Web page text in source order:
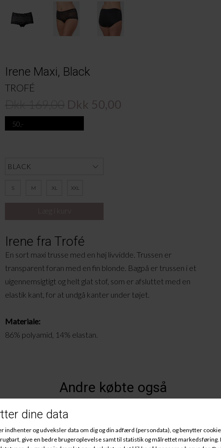
Irene Maxi, Black
TROFÉ
Dkk 50,00
50,-
S M XL XXL
Irene fra Trofé
En sort maxi trusse med en høj livvidde. Trussen er
transparent foran med en fin blonde. Bagpå er trussen i et
uigennemsigtigt og helt glat stof, som er afsluttet med en
elastik kant, for at undgå kanter under tøjet.
Materiale:
86% polyamid, 14% elastan.
Andre købte også
-50%